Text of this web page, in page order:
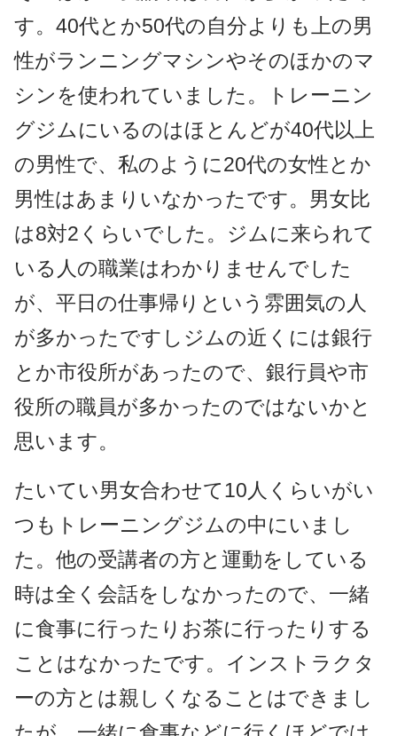
す。40代とか50代の自分よりも上の男
性がランニングマシンやそのほかのマ
シンを使われていました。トレーニン
グジムにいるのはほとんどが40代以上
の男性で、私のように20代の女性とか
男性はあまりいなかったです。男女比
は8対2くらいでした。ジムに来られて
いる人の職業はわかりませんでした
が、平日の仕事帰りという雰囲気の人
が多かったですしジムの近くには銀行
とか市役所があったので、銀行員や市
役所の職員が多かったのではないかと
思います。
たいてい男女合わせて10人くらいがい
つもトレーニングジムの中にいまし
た。他の受講者の方と運動をしている
時は全く会話をしなかったので、一緒
に食事に行ったりお茶に行ったりする
ことはなかったです。インストラクタ
ーの方とは親しくなることはできまし